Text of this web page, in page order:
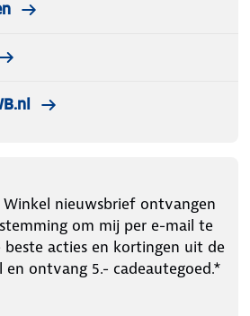
Winkel nieuwsbrief ontvangen
om mij per e-mail te
beste acties en kortingen uit de
en ontvang 5.- cadeautegoed.*